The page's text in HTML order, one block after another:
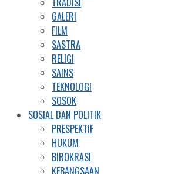
GALERI
FILM
SASTRA
RELIGI
SAINS
TEKNOLOGI
SOSOK
SOSIAL DAN POLITIK
PRESPEKTIF
HUKUM
BIROKRASI